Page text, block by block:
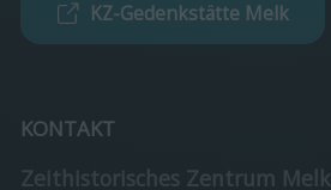
KZ-Gedenkstätte Melk
KONTAKT
Zeithistorisches Zentrum Melk